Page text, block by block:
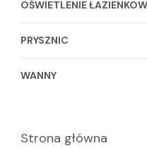
OŚWIETLENIE
PRYSZNIC
WANNY
Strona główna